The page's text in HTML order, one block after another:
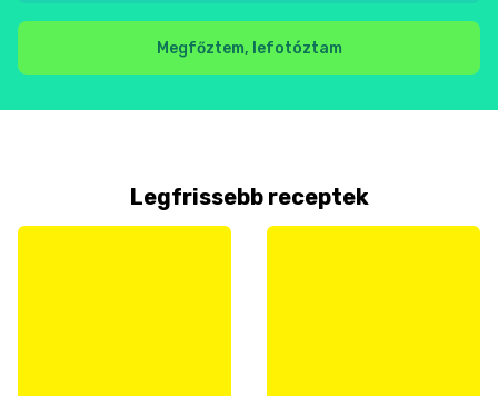
Megfőztem, lefotóztam
Legfrissebb receptek